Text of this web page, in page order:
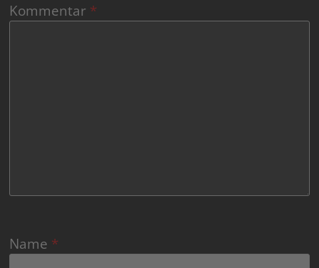
Kommentar *
Name *